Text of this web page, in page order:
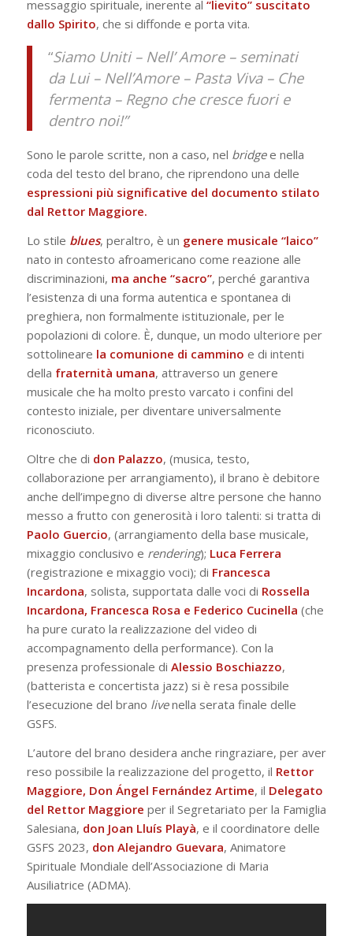
messaggio spirituale, inerente al “lievito” suscitato
dallo Spirito, che si diffonde e porta vita.
“Siamo Uniti – Nell’ Amore – seminati
da Lui – Nell’Amore – Pasta Viva – Che
fermenta – Regno che cresce fuori e
dentro noi!”
Sono le parole scritte, non a caso, nel bridgee nella
coda del testo del brano, che riprendono una delle
espressioni più significative del documento stilato
dal Rettor Maggiore.
Lo stile blues, peraltro, è un genere musicale “laico”
nato in contesto afroamericano come reazione alle
discriminazioni, ma anche “sacro”, perché garantiva
l’esistenza di una forma autentica e spontanea di
preghiera, non formalmente istituzionale, per le
popolazioni di colore. È, dunque, un modo ulteriore per
sottolineare la comunione di cammino e di intenti
della fraternità umana, attraverso un genere
musicale che ha molto presto varcato i confini del
contesto iniziale, per diventare universalmente
riconosciuto.
Oltre che di don Palazzo, (musica, testo,
collaborazione per arrangiamento), il brano è debitore
anche dell’impegno di diverse altre persone che hanno
messo a frutto con generosità i loro talenti: si tratta di
Paolo Guercio, (arrangiamento della base musicale,
mixaggio conclusivo e rendering); Luca Ferrera
(registrazione e mixaggio voci); di Francesca
Incardona, solista, supportata dalle voci di Rossella
Incardona, Francesca Rosa e Federico Cucinella (che
ha pure curato la realizzazione del video di
accompagnamento della performance). Con la
presenza professionale di Alessio Boschiazzo,
(batterista e concertista jazz) si è resa possibile
l’esecuzione del brano livenella serata finale delle
GSFS.
L’autore del brano desidera anche ringraziare, per aver
reso possibile la realizzazione del progetto, il Rettor
Maggiore, Don Ángel Fernández Artime, il Delegato
del Rettor Maggiore per il Segretariato per la Famiglia
Salesiana, don Joan Lluís Playà, e il coordinatore delle
GSFS 2023, don Alejandro Guevara, Animatore
Spirituale Mondiale dell’Associazione di Maria
Ausiliatrice (ADMA).